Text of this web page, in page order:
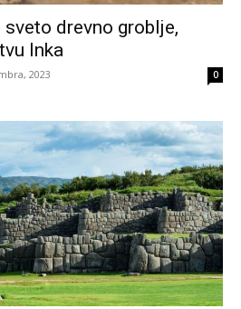
drevno groblje,
Inka
2023 0